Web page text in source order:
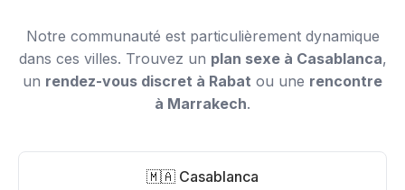
Notre communauté est particulièrement dynamique
dans ces villes. Trouvez un plan sexe à Casablanca,
un rendez-vous discret à Rabat ou une rencontre
à Marrakech.
🇲🇦 Casablanca